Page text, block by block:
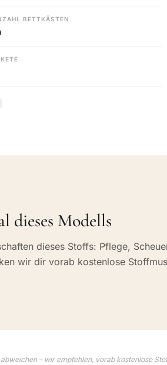
BETTKÄSTEN
dieses Modells
dieses Stoffs: Pflege,
wir dir vorab kostenlose
– wir empfehlen, vorab kostenlose